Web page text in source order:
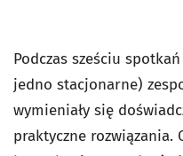
Podczas sześciu
jedno stacjonarne)
wymieniały się
praktyczne rozwiązania.